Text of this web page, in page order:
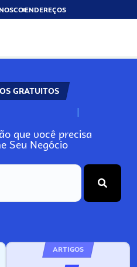
ENDEREÇOS
GRATUITOS
N
que você precisa
Seu Negócio
ARTIGOS